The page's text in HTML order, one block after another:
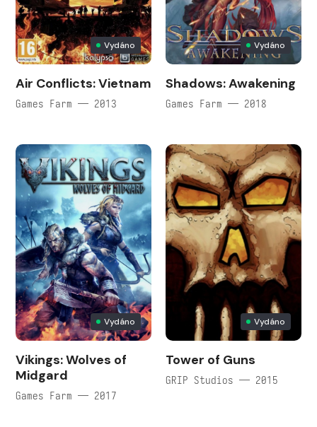
Vydáno
Air Conflicts: Vietnam
Games Farm — 2013
Vydáno
Shadows: Awakening
Games Farm — 2018
Vydáno
Vikings: Wolves of
Midgard
Games Farm — 2017
Vydáno
Tower of Guns
GRIP Studios — 2015